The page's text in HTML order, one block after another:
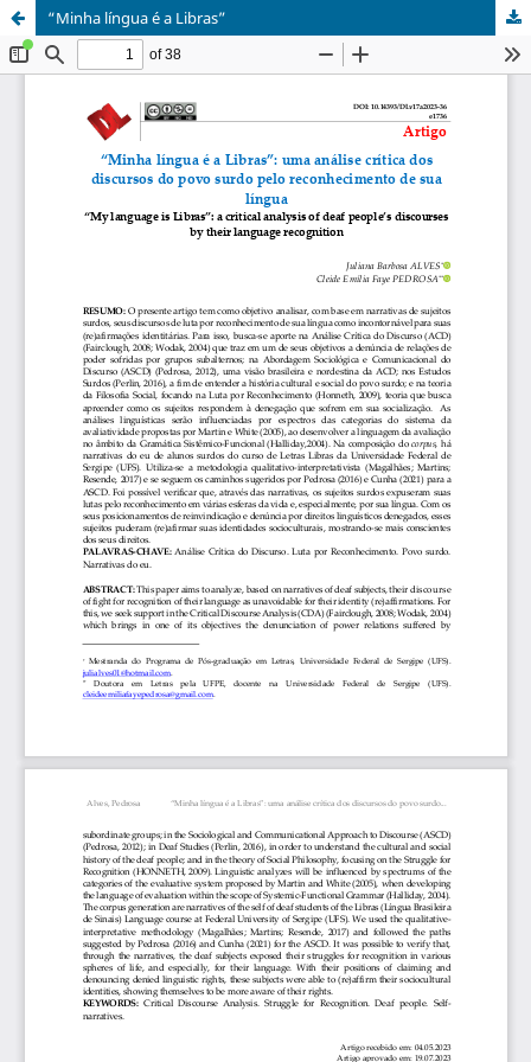
“Minha língua é a Libras”